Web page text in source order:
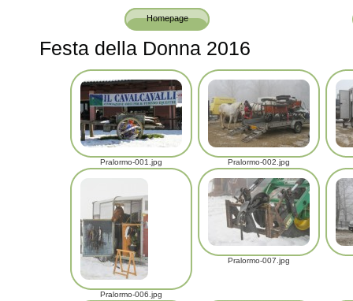
Homepage
Festa della Donna 2016
Pralormo-001.jpg Pralormo-002.jpg
Pralormo-006.jpg
Pralormo-007.jpg